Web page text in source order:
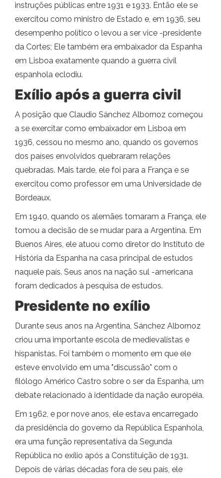
instruções públicas entre 1931 e 1933. Então ele se
exercitou como ministro de Estado e, em 1936, seu
desempenho político o levou a ser vice -presidente
da Cortes; Ele também era embaixador da Espanha
em Lisboa exatamente quando a guerra civil
espanhola eclodiu.
Exílio após a guerra civil
A posição que Claudio Sánchez Albornoz começou
a se exercitar como embaixador em Lisboa em
1936, cessou no mesmo ano, quando os governos
dos países envolvidos quebraram relações
quebradas. Mais tarde, ele foi para a França e se
exercitou como professor em uma Universidade de
Bordeaux.
Em 1940, quando os alemães tomaram a França, ele
tomou a decisão de se mudar para a Argentina. Em
Buenos Aires, ele atuou como diretor do Instituto de
História da Espanha na casa principal de estudos
naquele país. Seus anos na nação sul -americana
foram dedicados à pesquisa de estudos.
Presidente no exílio
Durante seus anos na Argentina, Sánchez Albornoz
criou uma importante escola de medievalistas e
hispanistas. Foi também o momento em que ele
esteve envolvido em uma "discussão" com o
filólogo Américo Castro sobre o ser da Espanha, um
debate relacionado à identidade da nação européia.
Em 1962, e por nove anos, ele estava encarregado
da presidência do governo da República Espanhola,
era uma função representativa da Segunda
República no exílio após a Constituição de 1931.
Depois de várias décadas fora de seu país, ele